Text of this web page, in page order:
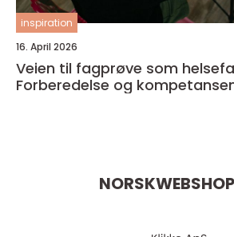
inspiration
16. April 2026
Veien til fagprøve som
Forberedelse og